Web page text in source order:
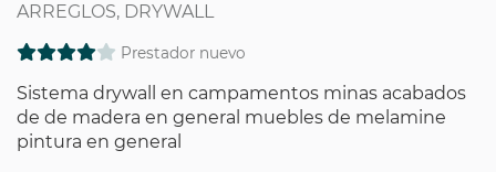
ARREGLOS, DRYWALL
Prestador nuevo
Sistema drywall en campamentos minas acabados
de de madera en general muebles de melamine
pintura en general